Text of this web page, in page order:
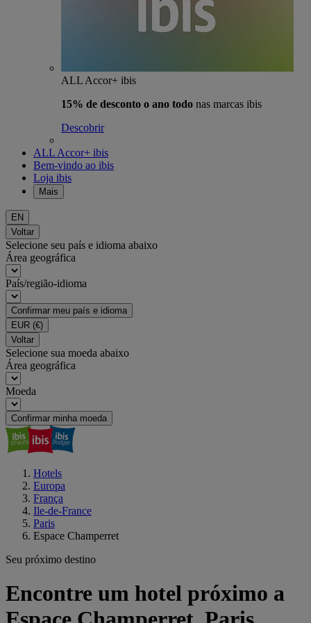
ALL Accor+ ibis
15% de desconto o ano todo nas marcas ibis
Descobrir
ALL Accor+ ibis
Bem-vindo ao ibis
Loja ibis
Mais
EN
Voltar
Selecione seu país e idioma abaixo
Área geográfica
País/região-idioma
Confirmar meu país e idioma
EUR (€)
Voltar
Selecione sua moeda abaixo
Área geográfica
Moeda
Confirmar minha moeda
Hotels
Europa
França
Ile-de-France
Paris
Espace Champerret
Seu próximo destino
Encontre um hotel próximo a